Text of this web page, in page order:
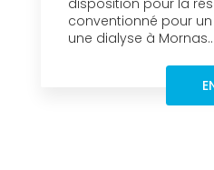
disposition pour la
conventionné pour
une dialyse à